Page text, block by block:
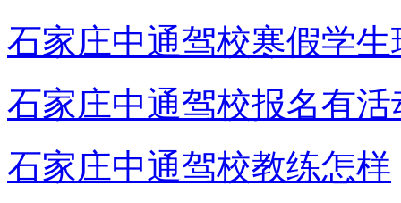
石家庄中通驾校寒假学生
石家庄中通驾校报名有活
石家庄中通驾校教练怎样